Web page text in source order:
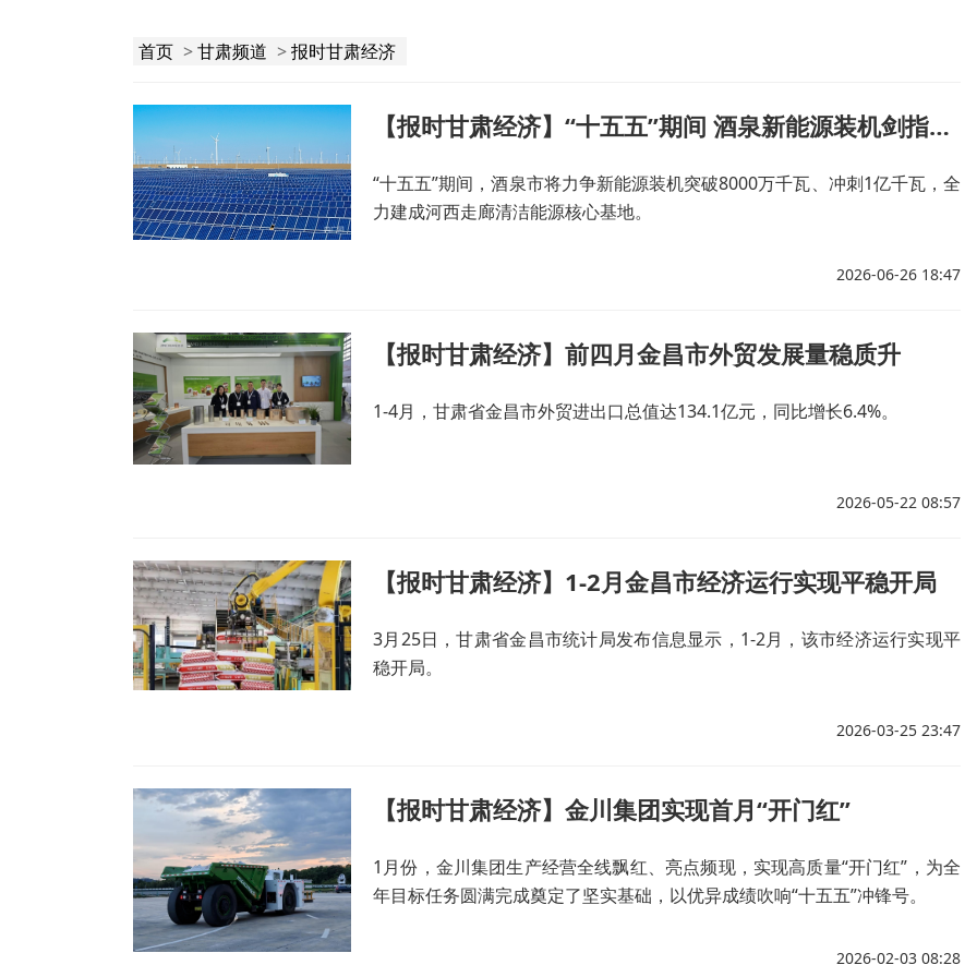
首页 >甘肃频道 >报时甘肃经济
【报时甘肃经济】“十五五”期间 酒泉新能源装机剑指1亿千瓦
“十五五”期间，酒泉市将力争新能源装机突破8000万千瓦、冲刺1亿千瓦，全
力建成河西走廊清洁能源核心基地。
2026-06-26 18:47
【报时甘肃经济】前四月金昌市外贸发展量稳质升
1-4月，甘肃省金昌市外贸进出口总值达134.1亿元，同比增长6.4%。
2026-05-22 08:57
【报时甘肃经济】1-2月金昌市经济运行实现平稳开局
3月25日，甘肃省金昌市统计局发布信息显示，1-2月，该市经济运行实现平
稳开局。
2026-03-25 23:47
【报时甘肃经济】金川集团实现首月“开门红”
1月份，金川集团生产经营全线飘红、亮点频现，实现高质量“开门红”，为全
年目标任务圆满完成奠定了坚实基础，以优异成绩吹响“十五五”冲锋号。
2026-02-03 08:28